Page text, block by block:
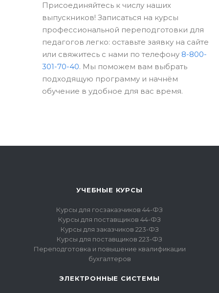
Присоединяйтесь к числу наших
выпускников! Записаться на курсы
профессиональной переподготовки для
педагогов легко: оставьте заявку на сайте
или свяжитесь с нами по телефону 8-800-
301-70-40. Мы поможем вам выбрать
подходящую программу и начнём
обучение в удобное для вас время.
УЧЕБНЫЕ КУРСЫ
Курсы для госзаказчиков 44-ФЗ
Курсы для поставщиков 44-ФЗ
Курсы для заказчиков 223-ФЗ
Курсы для поставщиков 223-ФЗ
Переподготовка и повышение квалификации
бухгалтеров
ЭЛЕКТРОННЫЕ СИСТЕМЫ